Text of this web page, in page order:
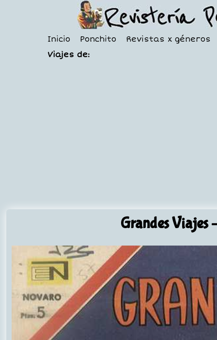
Inicio Ponchito
Revistas x géneros
Viajes de:
Grandes Viajes-